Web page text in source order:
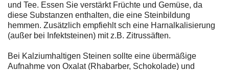
und Tee. Essen Sie verstärkt Früchte und Gemüse, da
diese Substanzen enthalten, die eine Steinbildung
hemmen. Zusätzlich empfiehlt sch eine Harnalkalisierung
(außer bei Infektsteinen) mit z.B. Zitrussäften.
Bei Kalziumhaltigen Steinen sollte eine übermäßige
Aufnahme von Oxalat (Rhabarber, Schokolade) und